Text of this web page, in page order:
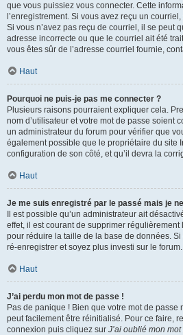
que vous puissiez vous connecter. Cette
l’enregistrement. Si vous avez reçu un
Si vous n’avez pas reçu de courriel, il se peut
adresse incorrecte ou que le courriel ait été
vous êtes sûr de l’adresse courriel fournie,
Haut
Pourquoi ne puis-je pas me connecter ?
Plusieurs raisons pourraient expliquer cela.
nom d’utilisateur et votre mot de passe soient
un administrateur du forum pour vérifier que
également possible que le propriétaire du site
configuration de son côté, et qu’il devra la
Haut
Je me suis enregistré par le passé mais je
Il est possible qu’un administrateur ait
effet, il est courant de supprimer
pour réduire la taille de la base de données.
ré-enregistrer et soyez plus investi sur le forum.
Haut
J’ai perdu mon mot de passe !
Pas de panique ! Bien que votre mot de passe
peut facilement être réinitialisé. Pour ce faire,
connexion puis cliquez sur J’ai oublié mon